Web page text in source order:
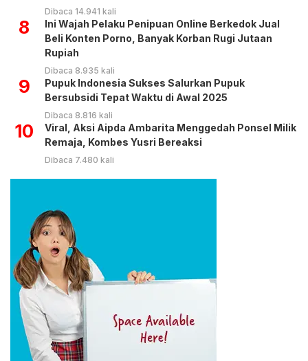
Dibaca 14.941 kali
8
Ini Wajah Pelaku Penipuan Online Berkedok Jual
Beli Konten Porno, Banyak Korban Rugi Jutaan
Rupiah
Dibaca 8.935 kali
9
Pupuk Indonesia Sukses Salurkan Pupuk
Bersubsidi Tepat Waktu di Awal 2025
Dibaca 8.816 kali
10
Viral, Aksi Aipda Ambarita Menggedah Ponsel Milik
Remaja, Kombes Yusri Bereaksi
Dibaca 7.480 kali